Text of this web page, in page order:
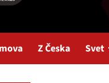
Z Česka Svet